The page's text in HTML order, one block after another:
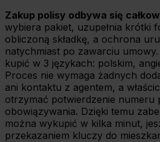
Zakup polisy odbywa się
wybiera pakiet, uzupełnia krótki
obliczoną składkę, a ochrona
natychmiast po zawarciu
kupić w 3 językach: polskim,
Proces nie wymaga żadnych
ani kontaktu z agentem, a
otrzymać potwierdzenie numeru
obowiązywania. Dzięki temu
można wykupić w kilka minut,
przekazaniem kluczy do